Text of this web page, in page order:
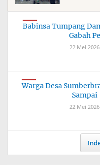
Babinsa Tumpang
Gabah Pe
22 Mei 2026
Warga Desa
Sampai
22 Mei 2026